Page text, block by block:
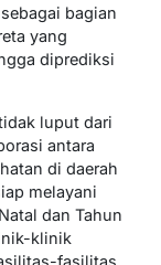
bagian
yang
diprediksi
luput dari
antara
di daerah
melayani
dan Tahun
klinik
fasilitas